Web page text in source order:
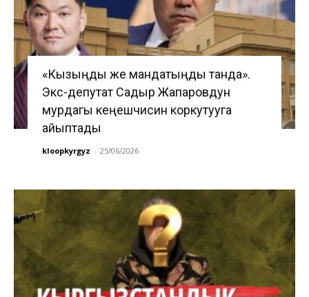
«Кызыңды же мандатыңды танда».
Экс-депутат Садыр Жапаровдун
мурдагы кеңешчисин коркутууга
айыптады
kloopkyrgyz - 25/06/2026